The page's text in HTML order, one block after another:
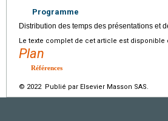
Programme
Distribution des temps des présentations et
Le texte complet de cet article est disponible
Plan
Références
© 2022 Publié par Elsevier Masson SAS.